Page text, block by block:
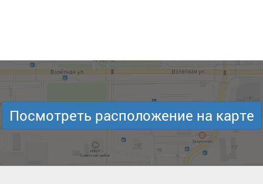
Посмотреть расположение на карте